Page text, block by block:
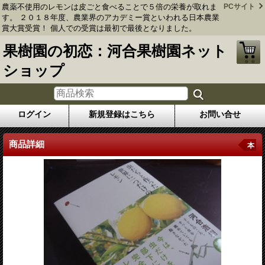
農薬不使用のレモンは皮ごと食べることで５倍の栄養が取れま
す。 ２０１８年度、農業界のアカデミー賞といわれる日本農業
賞大賞受賞！ 個人での受賞は最初で最後となりました。
PCサイト
果樹園の初恋：河合果樹園ネット
ショップ
ログイン 新規登録はこちら お問い合せ
商品詳細 本